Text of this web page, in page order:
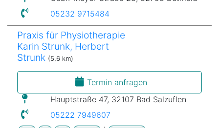
05232 9715484
Praxis für Physiotherapie
Karin Strunk, Herbert
Strunk (5,6 km)
Termin anfragen
Hauptstraße 47, 32107 Bad Salzuflen
05222 7949607